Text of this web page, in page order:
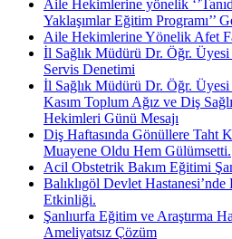
Aile Hekimlerine yönelik
Yaklaşımlar Eğitim Programı’’
Aile Hekimlerine Yönelik Afet
İl Sağlık Müdürü Dr. Öğr.
Servis Denetimi
İl Sağlık Müdürü Dr. Öğr.
Kasım Toplum Ağız ve Diş
Hekimleri Günü Mesajı
Diş Haftasında Gönüllere Taht
Muayene Oldu Hem Gülümsetti.
Acil Obstetrik Bakım Eğitimi
Balıklıgöl Devlet
Etkinliği.
Şanlıurfa Eğitim ve Araştırma
Ameliyatsız Çözüm